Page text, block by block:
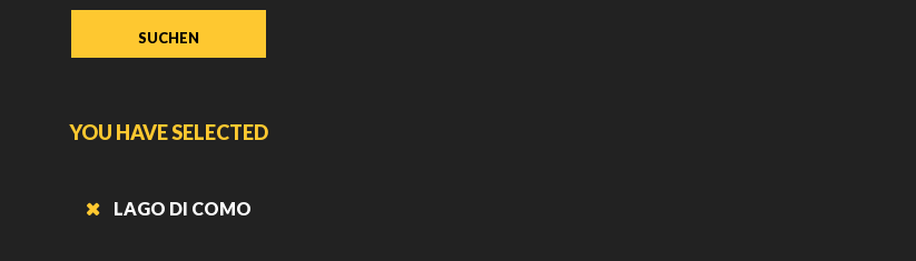
Dezimalgrad.
Dezimalzeichen
verwenden.
YOU HAVE SELECTED
LAGO DI COMO